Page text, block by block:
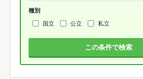
種別
国立
公立 私立
この条件で検索